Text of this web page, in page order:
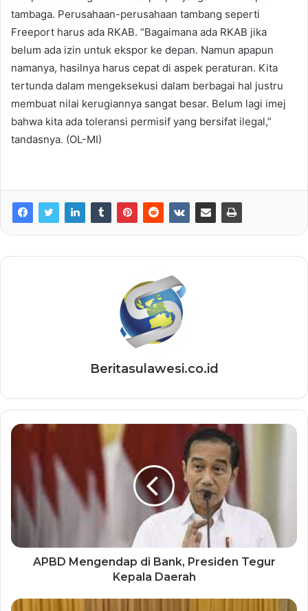
tambaga. Perusahaan-perusahaan tambang seperti
Freeport harus ada RKAB. “Bagaimana ada RKAB jika
belum ada izin untuk ekspor ke depan. Namun apapun
namanya, hasilnya harus cepat di aspek peraturan. Kita
tertunda dalam mengeksekusi dalam berbagai hal justru
membuat nilai kerugiannya sangat besar. Belum lagi imej
bahwa kita ada toleransi permisif yang bersifat ilegal,”
tandasnya. (OL-MI)
Beritasulawesi.co.id
APBD Mengendap di Bank, Presiden Tegur
Kepala Daerah